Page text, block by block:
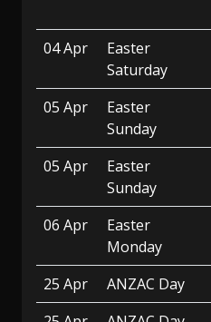
04 Apr
Easter
Saturday
05 Apr
Easter
Sunday
05 Apr
Easter
Sunday
06 Apr
Easter
Monday
25 Apr
ANZAC Day